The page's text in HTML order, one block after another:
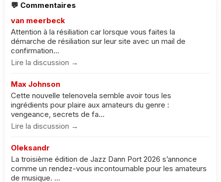
💬 Commentaires
van meerbeck
Attention à la résiliation car lorsque vous faites la
démarche de résiliation sur leur site avec un mail de
confirmation...
Lire la discussion →
Max Johnson
Cette nouvelle telenovela semble avoir tous les
ingrédients pour plaire aux amateurs du genre :
vengeance, secrets de fa...
Lire la discussion →
Oleksandr
La troisième édition de Jazz Dann Port 2026 s’annonce
comme un rendez-vous incontournable pour les amateurs
de musique. ...